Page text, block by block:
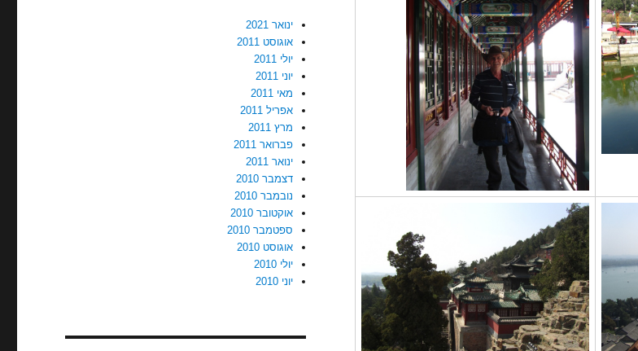
ינואר 2021
אוגוסט 2011
יולי 2011
יוני 2011
מאי 2011
אפריל 2011
מרץ 2011
פברואר 2011
ינואר 2011
דצמבר 2010
נובמבר 2010
אוקטובר 2010
ספטמבר 2010
אוגוסט 2010
יולי 2010
יוני 2010